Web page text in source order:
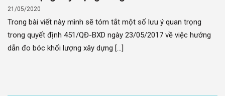
21/05/2020
Trong bài viết này mình sẽ tóm tắt một số lưu ý quan trọng
trong quyết định 451/QĐ-BXD ngày 23/05/2017 về việc hướng
dẫn đo bóc khối lượng xây dựng [...]